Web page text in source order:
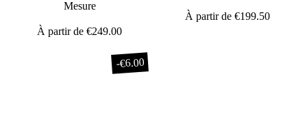
Mesure
À partir de€249.00
À partir de €199.50
-€6.00